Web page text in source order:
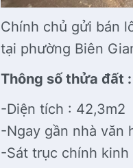
Chính chủ gửi bán
tại phường Biên
Thông số thửa đất :
-Diện tích : 42,3m2
-Ngay gần nhà văn
-Sát trục chính